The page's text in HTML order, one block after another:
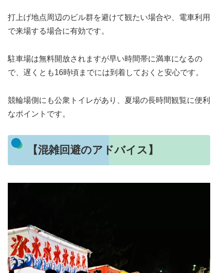
打上げ地点周辺のビル群を避けて観たい場合や、電車利用
で来場する場合に有効です。
駐車場は無料開放されますが早い時間帯に満車になるの
で、遅くとも16時頃までには到着しておくと安心です。
競輪場側にも公衆トイレがあり、夏場の長時間観覧に便利
なポイントです。
【混雑回避のアドバイス】